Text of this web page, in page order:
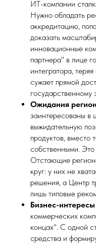
ИТ-компании
Нужно обладать
аккредитацию,
доказать
инновационные
партнера" в лице
интегратора,
сужает прямой
государственному
Ожидания
заинтересованы в
выжидательную
продуктов, вместо
собственными.
Отстающие
круг: у них не
решения, а Центр
лишь типовые
Бизнес-
коммерческих
концах". С одной
средства и